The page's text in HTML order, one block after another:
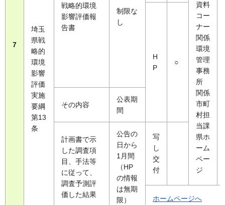
7
埼玉
県戦
略的
環境
影響
評価
実施
要綱
第13
条
戦略的環境
影響評価報
告書
制限な
し
資料
コー
ナー
関係
環境
管理
事務
所
関係
市町
村担
当課
県ホ
ーム
ペー
ジ
H
P
○
その内容
公表期
間
計画書で示
した調査項
目、手法等
に従って、
調査予測評
価した結果
公告の
日から
1月間
（HP
の情報
は無期
限）
写
し
交
付
ホームページへ